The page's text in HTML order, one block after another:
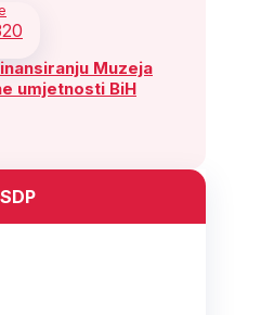
Muzeja
umjetnosti BiH